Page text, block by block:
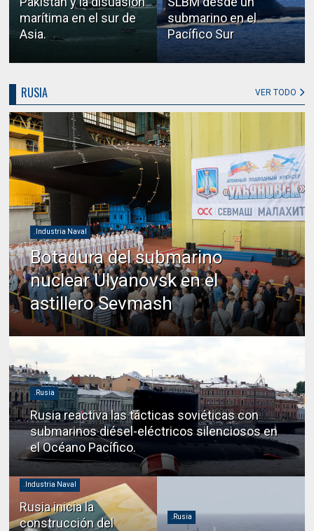
marítima en el sur de
Asia.
submarino en el
Pacífico Sur
RUSIA VER TODO
.Industria Naval
Botadura del submarino
nuclear Ulyanovsk en el
astillero Sevmash
.Rusia
Rusia reactiva las tácticas soviéticas con
submarinos diésel-eléctricos silenciosos en
el Océano Pacífico.
.Industria Naval
Rusia inicia la
construcción del
.Rusia